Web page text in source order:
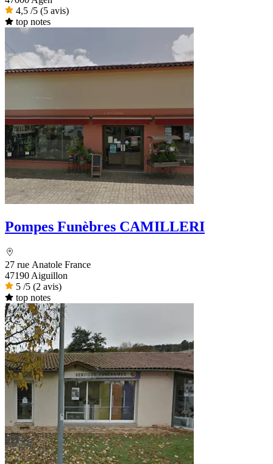
4,5 /5 (5 avis)
top notes
Pompes Funèbres CAMILLERI
27 rue Anatole France
47190 Aiguillon
5 /5 (2 avis)
top notes